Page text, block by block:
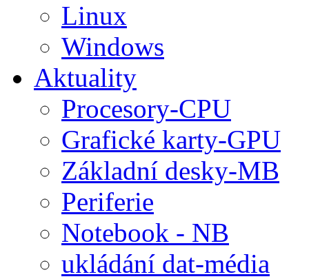
Linux
Windows
Aktuality
Procesory-CPU
Grafické karty-GPU
Základní desky-MB
Periferie
Notebook - NB
ukládání dat-média